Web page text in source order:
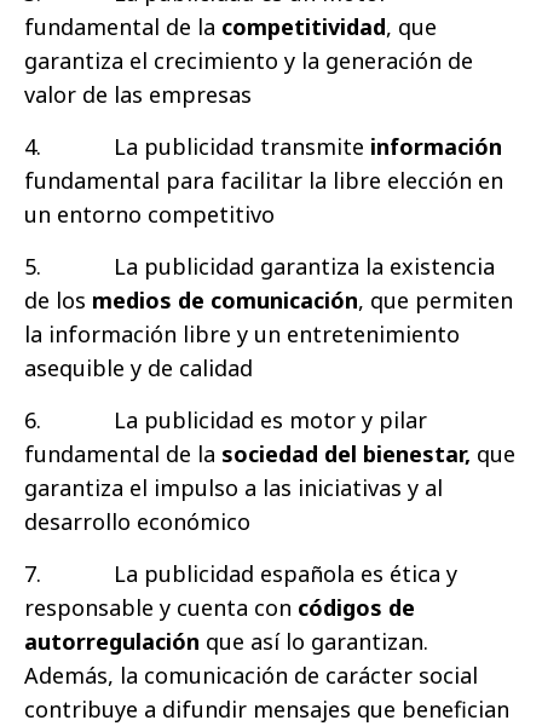
fundamental de la competitividad, que
garantiza el crecimiento y la generación de
valor de las empresas
4.
La publicidad transmite información
fundamental para facilitar la libre elección en
un entorno competitivo
5.
La publicidad garantiza la existencia
de los medios de comunicación, que permiten
la información libre y un entretenimiento
asequible y de calidad
6.
La publicidad es motor y pilar
fundamental de la sociedad del bienestar, que
garantiza el impulso a las iniciativas y al
desarrollo económico
7.
La publicidad española es ética y
responsable y cuenta con códigos de
autorregulación que así lo garantizan.
Además, la comunicación de carácter social
contribuye a difundir mensajes que benefician